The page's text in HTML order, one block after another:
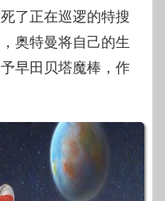
了正在巡逻的特搜
奥特曼将自己的生
早田贝塔魔棒，作